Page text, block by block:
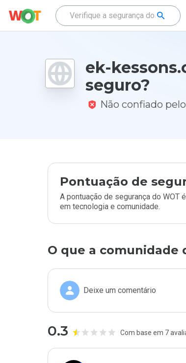
ek-
seguro?
Não confiado
Pontuação de
A pontuação de segurança do
em tecnologia e comunidade.
O que a comunidade
Deixe um comentário
0.3 Com base em 7